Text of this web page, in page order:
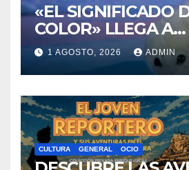
«EL SIGNIFICADO
COLOR» LLEGA A
VILLAJOYOSA
1 AGOSTO, 2026 ADMIN
CULTURA GENERAL OCIO